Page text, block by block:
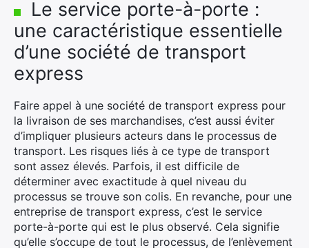
Le service porte-à-porte :
une caractéristique essentielle
d’une société de transport
express
Faire appel à une société de transport express pour
la livraison de ses marchandises, c’est aussi éviter
d’impliquer plusieurs acteurs dans le processus de
transport. Les risques liés à ce type de transport
sont assez élevés. Parfois, il est difficile de
déterminer avec exactitude à quel niveau du
processus se trouve son colis. En revanche, pour une
entreprise de transport express, c’est le service
porte-à-porte qui est le plus observé. Cela signifie
qu’elle s’occupe de tout le processus, de l’enlèvement
Rechercher